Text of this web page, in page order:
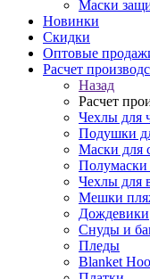
Маски
Новинки
Скидки
Оптовые
Расчет
Назад
Расчет
Чехлы для
Подушки
Маски для
Полумаски
Чехлы для
Мешки
Дождевики
Снуды и
Пледы
Blanket